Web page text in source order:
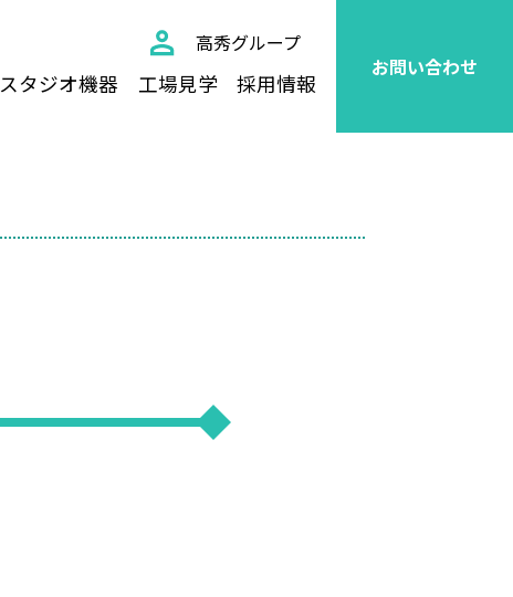
高秀グループ
スタジオ機器 工場見学 採用情報
お問い合わせ